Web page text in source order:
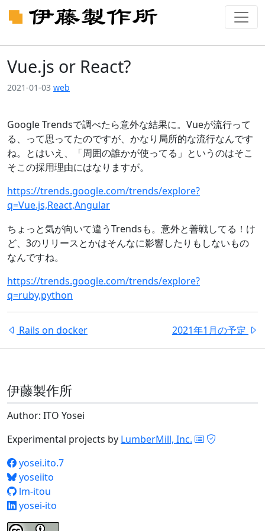
Vue.js or React?
2021-01-03 web
Google Trendsで調べたら意外な結果に。Vueが流行って
る、って思ってたのですが、かなり局所的な流行なんです
ね。とはいえ、「周囲の誰かが使ってる」というのはそこ
そこの採用理由にはなりますが。
https://trends.google.com/trends/explore?
q=Vue.js,React,Angular
ちょっと気が向いて違うTrendsも。意外と善戦してる！け
ど、3のリリースとかはそんなに影響したりもしないもの
なんですね。
https://trends.google.com/trends/explore?
q=ruby,python
Rails on docker 2021年1月の予定
伊藤製作所
Author: ITO Yosei
Experimental projects by LumberMill, Inc.
yosei.ito.7
yoseiito
lm-itou
yosei-ito